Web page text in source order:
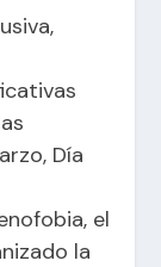
Día
el
la